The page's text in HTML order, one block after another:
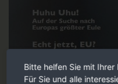
Bitte helfen Sie mit Ihrer
Für Sie und alle